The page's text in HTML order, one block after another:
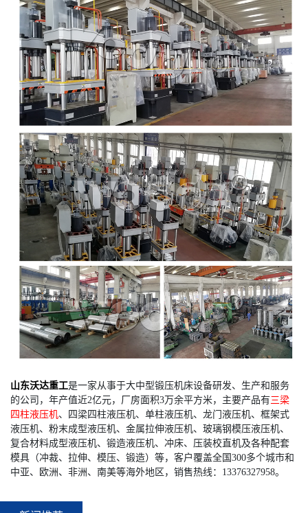
山东沃达重工是一家从事于大中型锻压机床设备研发、生产和服务
的公司，年产值近2亿元，厂房面积3万余平方米，主要产品有三梁
四柱液压机、四梁四柱液压机、单柱液压机、龙门液压机、框架式
液压机、粉末成型液压机、金属拉伸液压机、玻璃钢模压液压机、
复合材料成型液压机、锻造液压机、冲床、压装校直机及各种配套
模具（冲裁、拉伸、模压、锻造）等，客户覆盖全国300多个城市和
中亚、欧洲、非洲、南美等海外地区，销售热线：13376327958。